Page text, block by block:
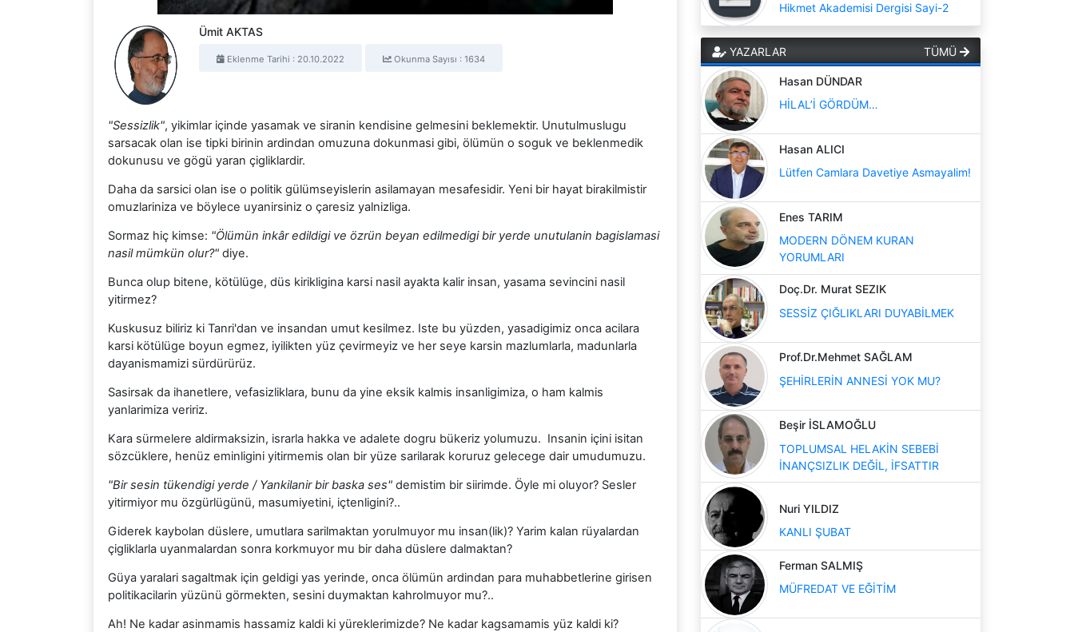
Ümit AKTAS
Eklenme Tarihi : 20.10.2022 Okunma Sayısı : 1634
"Sessizlik", yikimlar içinde yasamak ve siranin kendisine gelmesini beklemektir. Unutulmuslugu
sarsacak olan ise tipki birinin ardindan omuzuna dokunmasi gibi, ölümün o soguk ve beklenmedik
dokunusu ve gögü yaran çigliklardir.
Daha da sarsici olan ise o politik gülümseyislerin asilamayan mesafesidir. Yeni bir hayat birakilmistir
omuzlariniza ve böylece uyanirsiniz o çaresiz yalnizliga.
Sormaz hiç kimse: "Ölümün inkâr edildigi ve özrün beyan edilmedigi bir yerde unutulanin bagislamasi
nasil mümkün olur?" diye.
Bunca olup bitene, kötülüge, düs kirikligina karsi nasil ayakta kalir insan, yasama sevincini nasil
yitirmez?
Kuskusuz biliriz ki Tanri'dan ve insandan umut kesilmez. Iste bu yüzden, yasadigimiz onca acilara
karsi kötülüge boyun egmez, iyilikten yüz çevirmeyiz ve her seye karsin mazlumlarla, madunlarla
dayanismamizi sürdürürüz.
Sasirsak da ihanetlere, vefasizliklara, bunu da yine eksik kalmis insanligimiza, o ham kalmis
yanlarimiza veririz.
Kara sürmelere aldirmaksizin, israrla hakka ve adalete dogru bükeriz yolumuzu. Insanin içini isitan
sözcüklere, henüz eminligini yitirmemis olan bir yüze sarilarak koruruz gelecege dair umudumuzu.
"Bir sesin tükendigi yerde / Yankilanir bir baska ses" demistim bir siirimde. Öyle mi oluyor? Sesler
yitirmiyor mu özgürlügünü, masumiyetini, içtenligini?..
Giderek kaybolan düslere, umutlara sarilmaktan yorulmuyor mu insan(lik)? Yarim kalan rüyalardan
çigliklarla uyanmalardan sonra korkmuyor mu bir daha düslere dalmaktan?
Güya yaralari sagaltmak için geldigi yas yerinde, onca ölümün ardindan para muhabbetlerine girisen
politikacilarin yüzünü görmekten, sesini duymaktan kahrolmuyor mu?..
Ah! Ne kadar asinmamis hassamiz kaldi ki yüreklerimizde? Ne kadar kagsamamis yüz kaldi ki?
Hikmet Akademisi Dergisi Sayi-2
YAZARLAR TÜMÜ
Hasan DÜNDAR
HİLAL’İ GÖRDÜM…
Hasan ALICI
Lütfen Camlara Davetiye Asmayalim!
Enes TARIM
MODERN DÖNEM KURAN
YORUMLARI
Doç.Dr. Murat SEZIK
SESSİZ ÇIĞLIKLARI DUYABİLMEK
Prof.Dr.Mehmet SAĞLAM
ŞEHİRLERİN ANNESİ YOK MU?
Beşir İSLAMOĞLU
TOPLUMSAL HELAKİN SEBEBİ
İNANÇSIZLIK DEĞİL, İFSATTIR
Nuri YILDIZ
KANLI ŞUBAT
Ferman SALMIŞ
MÜFREDAT VE EĞİTİM